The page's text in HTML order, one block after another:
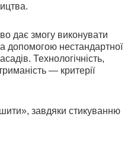
дає змогу виконувати
допомогою нестандартної
Технологічність,
— критерії
завдяки стикуванню